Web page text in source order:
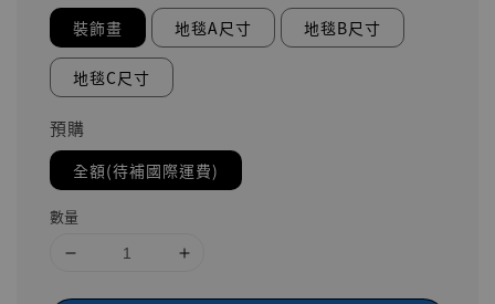
裝飾畫 地毯A尺寸 地毯B尺寸
地毯C尺寸
預購
全額(待補國際運費)
數量